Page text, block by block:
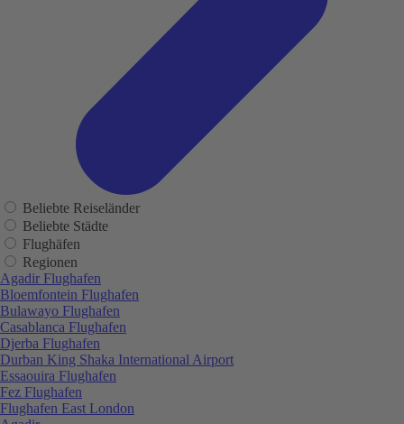
Beliebte Reiseländer
Beliebte Städte
Flughäfen
Regionen
Agadir Flughafen
Bloemfontein Flughafen
Bulawayo Flughafen
Casablanca Flughafen
Djerba Flughafen
Durban King Shaka International Airport
Essaouira Flughafen
Fez Flughafen
Flughafen East London